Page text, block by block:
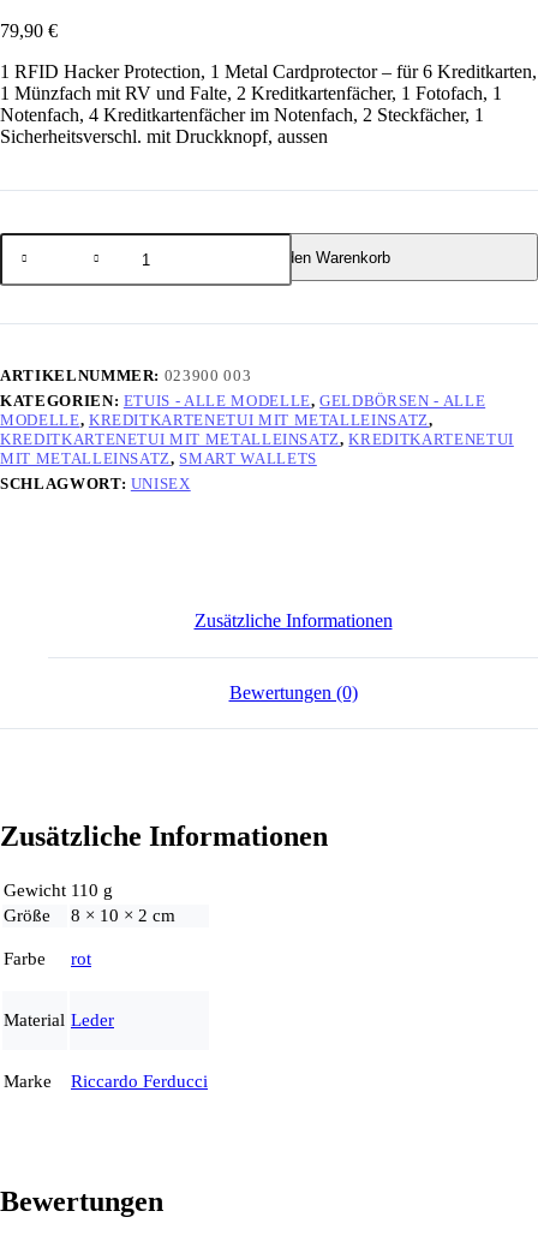
79,90 €
1 RFID Hacker Protection, 1 Metal Cardprotector – für 6 Kreditkarten,
1 Münzfach mit RV und Falte, 2 Kreditkartenfächer, 1 Fotofach, 1
Notenfach, 4 Kreditkartenfächer im Notenfach, 2 Steckfächer, 1
Sicherheitsverschl. mit Druckknopf, aussen
In den Warenkorb
ARTIKELNUMMER: 023900 003
KATEGORIEN: ETUIS - ALLE MODELLE,GELDBÖRSEN - ALLE
MODELLE, KREDITKARTENETUI MIT METALLEINSATZ,
KREDITKARTENETUI MIT METALLEINSATZ,KREDITKARTENETUI
MIT METALLEINSATZ, SMART WALLETS
SCHLAGWORT: UNISEX
Zusätzliche Informationen
Bewertungen (0)
Zusätzliche Informationen
Gewicht 110 g
Größe
8 × 10 × 2 cm
Farbe rot
Material Leder
Marke Riccardo Ferducci
Bewertungen